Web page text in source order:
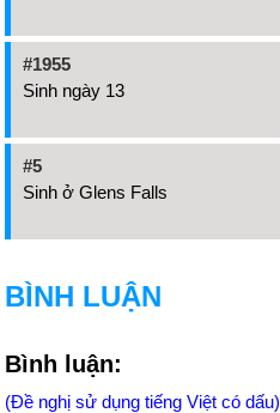
#1955
Sinh ngày 13
#5
Sinh ở Glens Falls
BÌNH LUẬN
Bình luận:
(Đề nghị sử dụng tiếng Việt có dấu)